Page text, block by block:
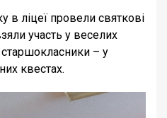
в ліцеї провели святкові
участь у веселих
старшокласники – у
квестах.